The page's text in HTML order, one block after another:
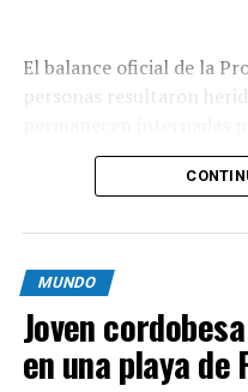
El balance oficial de la
personas resultaron
Además, por daños en
forma preventiva a unas
que sufrió el mayor
Las imágenes que
desprendimientos de
Pozzuoli parte de una
vehículos estacionados y
MUNDO
Joven
en una playa de